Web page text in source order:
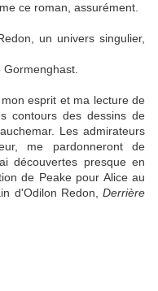
ce roman, assurément.
un univers singulier,
esprit et ma lecture de
contours des dessins de
Les admirateurs
me pardonneront de
découvertes presque en
de Peake pour Alice au
d'Odilon Redon, Derrière